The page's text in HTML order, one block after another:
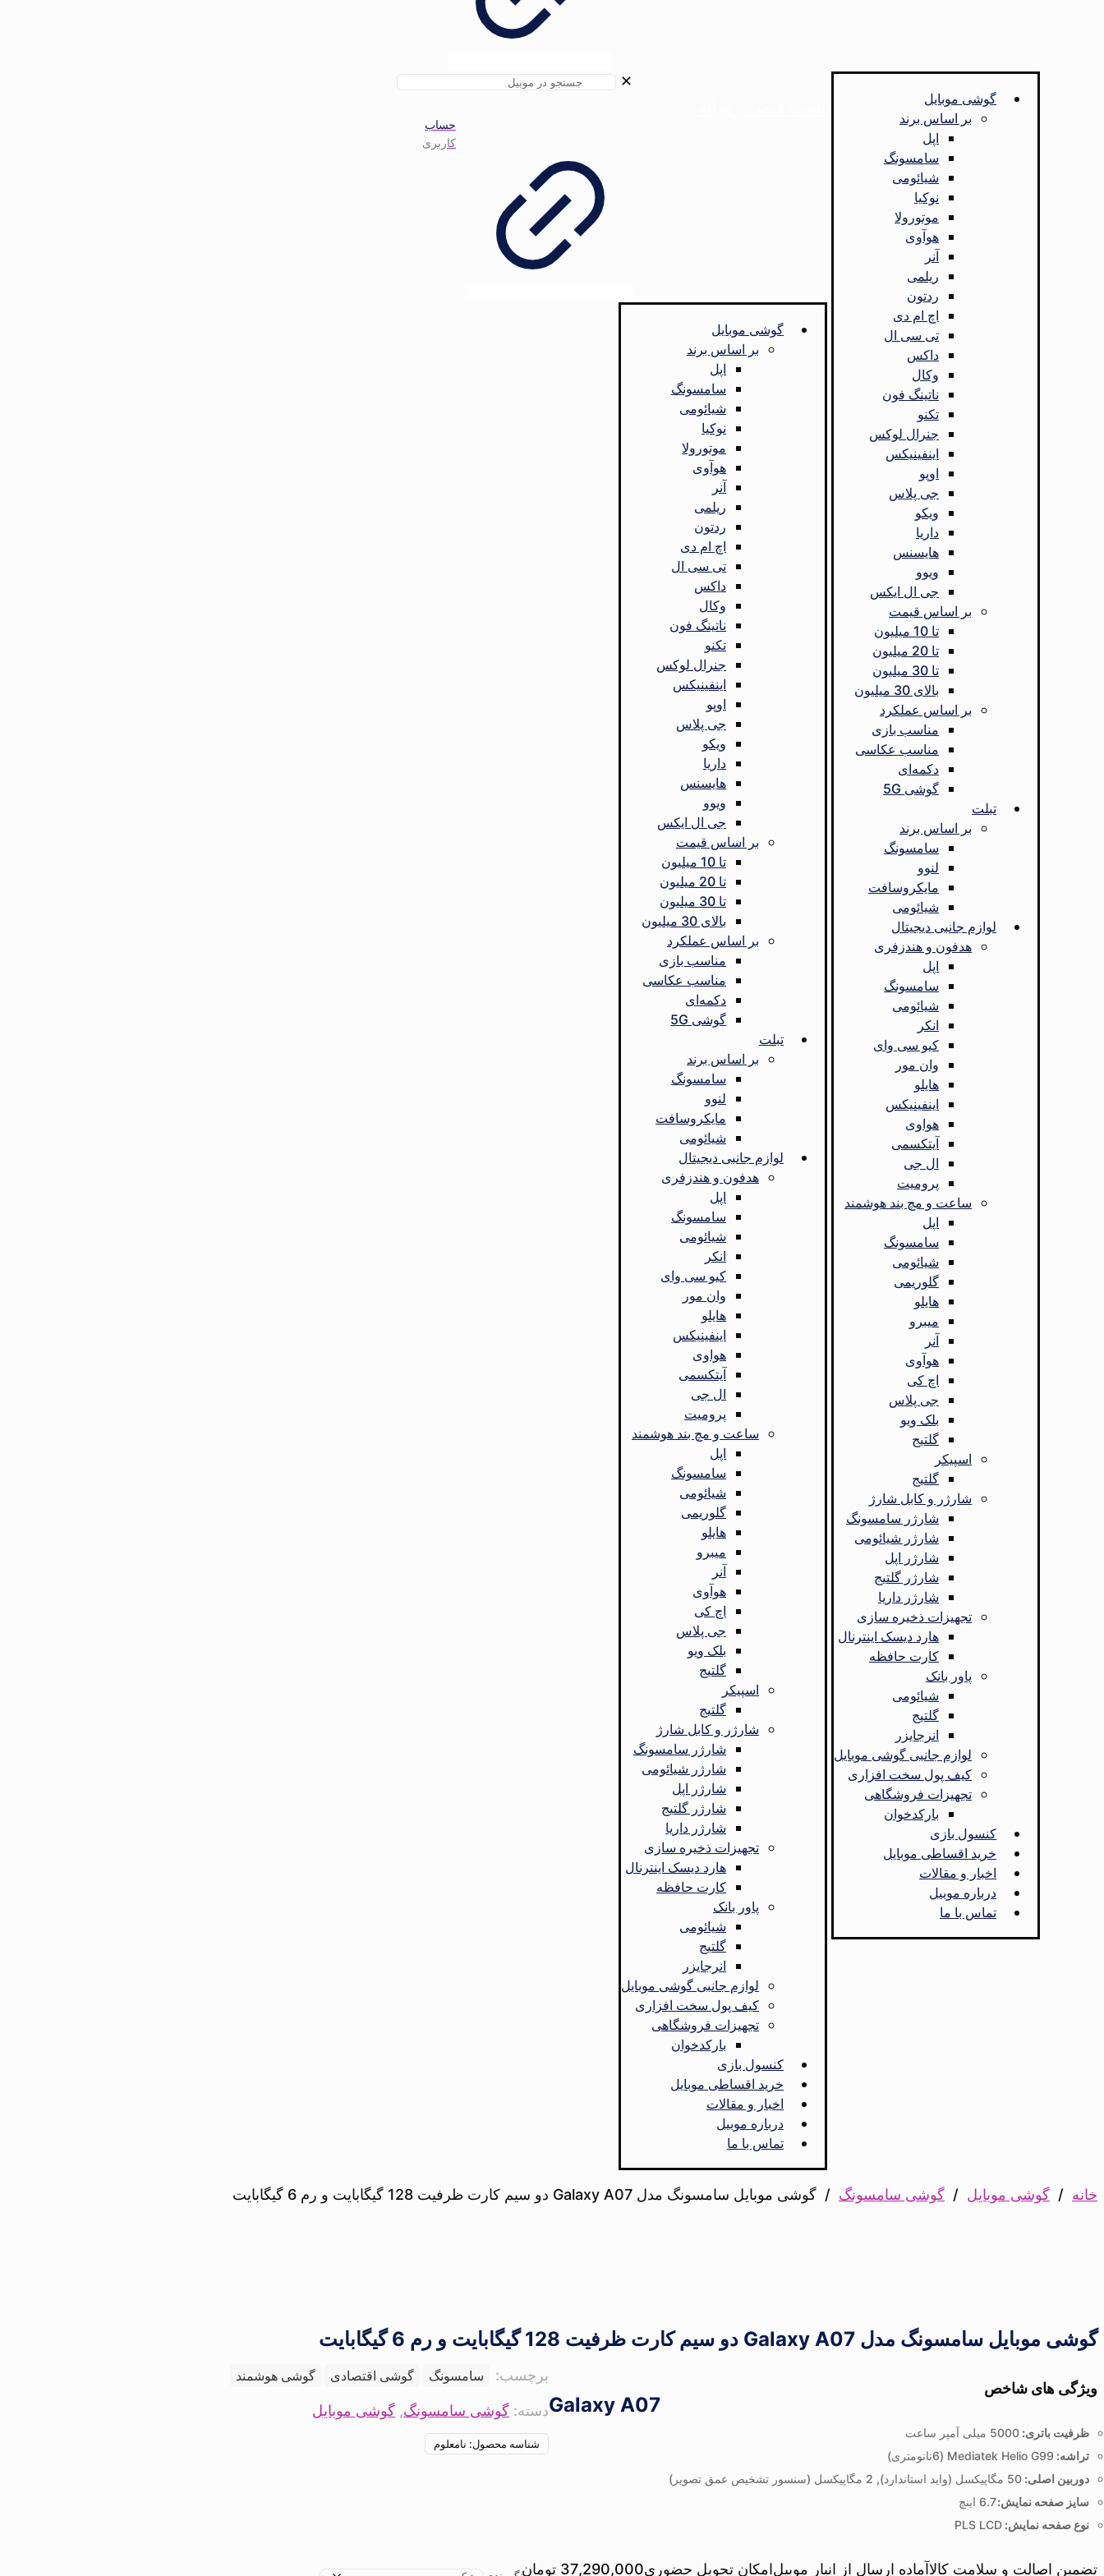
گوشی موبایل
بر اساس برند
اپل
سامسونگ
شیائومی
نوکیا
موتورولا
هوآوی
آنر
ریلمی
ردتون
اچ ام دی
تی سی ال
داکس
وکال
ناتینگ فون
تکنو
جنرال لوکس
اینفینیکس
اوپو
جی پلاس
ویکو
داریا
هایسنس
ویوو
جی ال ایکس
بر اساس قیمت
تا 10 میلیون
تا 20 میلیون
تا 30 میلیون
بالای 30 میلیون
بر اساس عملکرد
مناسب بازی
مناسب عکاسی
دکمه‌ای
گوشی 5G
تبلت
بر اساس برند
سامسونگ
لنوو
مایکروسافت
شیائومی
لوازم جانبی دیجیتال
هدفون و هندزفری
اپل
سامسونگ
شیائومی
انکر
کیو سی وای
وان مور
هایلو
اینفینیکس
هواوی
آیتکسمی
ال جی
پرومیت
ساعت و مچ بند هوشمند
اپل
سامسونگ
شیائومی
گلوریمی
هایلو
میبرو
آنر
هوآوی
اچ کی
جی پلاس
بلک ویو
گلتیج
اسپیکر
گلتیج
شارژر و کابل شارژ
شارژر سامسونگ
شارژر شیائومی
شارژر اپل
شارژر گلتیج
شارژر داریا
تجهیزات ذخیره سازی
هارد دیسک اینترنال
کارت حافظه
پاور بانک
شیائومی
گلتیج
انرجایزر
لوازم جانبی گوشی موبایل
کیف پول سخت افزاری
تجهیزات فروشگاهی
بارکدخوان
کنسول بازی
خرید اقساطی موبایل
اخبار و مقالات
درباره موبیل
تماس با ما
✕
حساب
کاربری
گوشی موبایل
بر اساس برند
اپل
سامسونگ
شیائومی
نوکیا
موتورولا
هوآوی
آنر
ریلمی
ردتون
اچ ام دی
تی سی ال
داکس
وکال
ناتینگ فون
تکنو
جنرال لوکس
اینفینیکس
اوپو
جی پلاس
ویکو
داریا
هایسنس
ویوو
جی ال ایکس
بر اساس قیمت
تا 10 میلیون
تا 20 میلیون
تا 30 میلیون
بالای 30 میلیون
بر اساس عملکرد
مناسب بازی
مناسب عکاسی
دکمه‌ای
گوشی 5G
تبلت
بر اساس برند
سامسونگ
لنوو
مایکروسافت
شیائومی
لوازم جانبی دیجیتال
هدفون و هندزفری
اپل
سامسونگ
شیائومی
انکر
کیو سی وای
وان مور
هایلو
اینفینیکس
هواوی
آیتکسمی
ال جی
پرومیت
ساعت و مچ بند هوشمند
اپل
سامسونگ
شیائومی
گلوریمی
هایلو
میبرو
آنر
هوآوی
اچ کی
جی پلاس
بلک ویو
گلتیج
اسپیکر
گلتیج
شارژر و کابل شارژ
شارژر سامسونگ
شارژر شیائومی
شارژر اپل
شارژر گلتیج
شارژر داریا
تجهیزات ذخیره سازی
هارد دیسک اینترنال
کارت حافظه
پاور بانک
شیائومی
گلتیج
انرجایزر
لوازم جانبی گوشی موبایل
کیف پول سخت افزاری
تجهیزات فروشگاهی
بارکدخوان
کنسول بازی
خرید اقساطی موبایل
اخبار و مقالات
درباره موبیل
تماس با ما
خانه / گوشی موبایل / گوشی سامسونگ / گوشی موبایل سامسونگ مدل Galaxy A07 دو سیم کارت ظرفیت 128 گیگابایت و رم 6 گیگابایت
گوشی موبایل سامسونگ مدل Galaxy A07 دو سیم کارت ظرفیت 128 گیگابایت و رم 6 گیگابایت
ویژگی های شاخص
ظرفیت باتری: 5000 میلی آمپر ساعت
تراشه: Mediatek Helio G99 (6نانومتری)
دوربین اصلی: 50 مگاپیکسل (واید استاندارد), 2 مگاپیکسل (سنسور تشخیص عمق تصویر)
سایز صفحه نمایش:6.7 اینچ
نوع صفحه نمایش: PLS LCD
Galaxy A07
برچسب: سامسونگ گوشی اقتصادی گوشی هوشمند
دسته: گوشی سامسونگ, گوشی موبایل
شناسه محصول: نامعلوم
تضمین اصالت و سلامت کالاآماده ارسال از انبار موبیلامکان تحویل حضوری37,290,000 تومان